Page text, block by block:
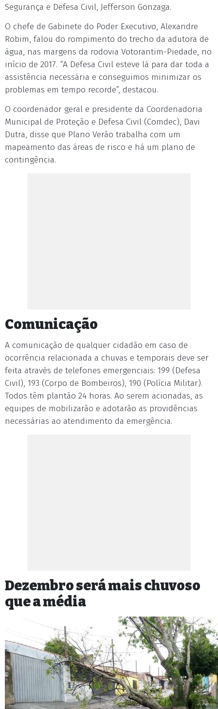
Segurança e Defesa Civil, Jefferson Gonzaga.
O chefe de Gabinete do Poder Executivo, Alexandre
Robim, falou do rompimento do trecho da adutora de
água, nas margens da rodovia Votorantim-Piedade, no
início de 2017. “A Defesa Civil esteve lá para dar toda a
assistência necessária e conseguimos minimizar os
problemas em tempo recorde”, destacou.
O coordenador geral e presidente da Coordenadoria
Municipal de Proteção e Defesa Civil (Comdec), Davi
Dutra, disse que Plano Verão trabalha com um
mapeamento das áreas de risco e há um plano de
contingência.
Comunicação
A comunicação de qualquer cidadão em caso de
ocorrência relacionada a chuvas e temporais deve ser
feita através de telefones emergenciais: 199 (Defesa
Civil), 193 (Corpo de Bombeiros), 190 (Polícia Militar).
Todos têm plantão 24 horas. Ao serem acionadas, as
equipes de mobilizarão e adotarão as providências
necessárias ao atendimento da emergência.
Dezembro será mais chuvoso
que a média